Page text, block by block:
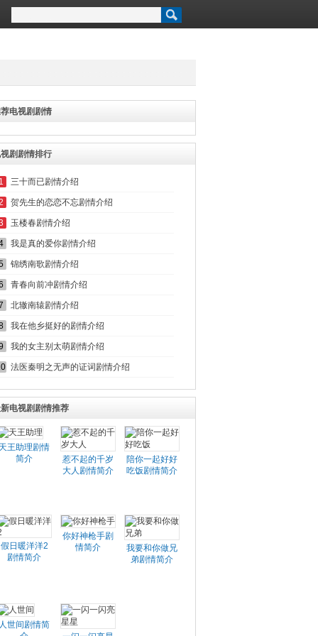
电视剧剧情
剧剧情排行
1 三十而已剧情介绍
贺先生的恋恋不忘剧情介绍
玉楼春剧情介绍
我是真的爱你剧情介绍
锦绣南歌剧情介绍
青春向前冲剧情介绍
北辙南辕剧情介绍
我在他乡挺好的剧情介绍
我的女主别太萌剧情介绍
法医秦明之无声的证词剧情介绍
电视剧剧情推荐
天王助理剧情
简介
惹不起的千岁
大人剧情简介
陪你一起好好
吃饭剧情简介
假日暖洋洋2
剧情简介
你好神枪手剧
情简介
我要和你做兄
弟剧情简介
人世间剧情简